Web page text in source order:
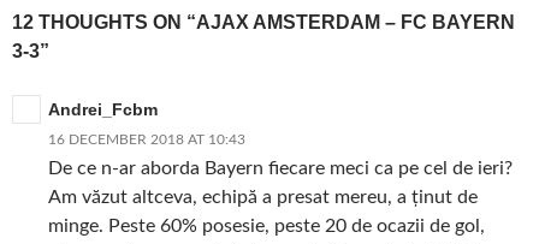
12 THOUGHTS ON “AJAX AMSTERDAM – FC BAYERN
3-3”
Andrei_Fcbm
16 DECEMBER 2018 AT 10:43
De ce n-ar aborda Bayern fiecare meci ca pe cel de ieri?
Am văzut altceva, echipă a presat mereu, a ținut de
minge. Peste 60% posesie, peste 20 de ocazii de gol,